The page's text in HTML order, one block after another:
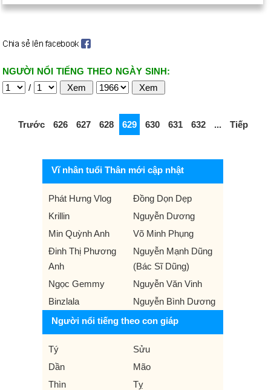
NGƯỜI NỔI TIẾNG THEO NGÀY SINH:
/
Trước 626 627 628 629 630 631 632 ... Tiếp
Vĩ nhân tuổi Thân mới cập nhật
Phát Hưng Vlog
Đồng Dọn Dẹp
Krillin
Nguyễn Dương
Min Quỳnh Anh
Võ Minh Phụng
Đinh Thị Phương
Anh
Nguyễn Mạnh Dũng
(Bác Sĩ Dũng)
Ngọc Gemmy
Nguyễn Văn Vinh
Binzlala
Nguyễn Bình Dương
Người nổi tiếng theo con giáp
Tý
Sửu
Dần
Mão
Thìn
Tỵ